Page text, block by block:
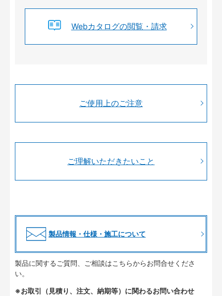
Webカタログの閲覧・請求
ご使用上のご注意
ご理解いただきたいこと
製品情報・仕様・施工について
製品に関するご質問、ご相談はこちらからお問合せくださ
い。
※お取引（見積り、注文、納期等）に関わるお問い合わせ